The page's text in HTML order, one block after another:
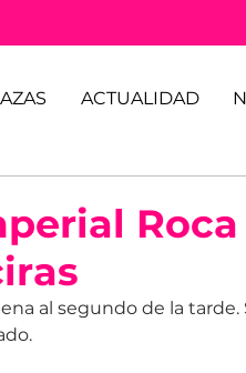
ACTUALIDAD
Roca
al segundo de la tarde.